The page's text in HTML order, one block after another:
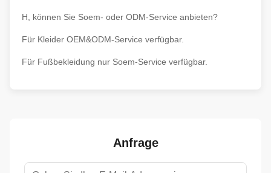
H, können Sie Soem- oder ODM-Service anbieten?
Für Kleider OEM&ODM-Service verfügbar.
Für Fußbekleidung nur Soem-Service verfügbar.
Anfrage